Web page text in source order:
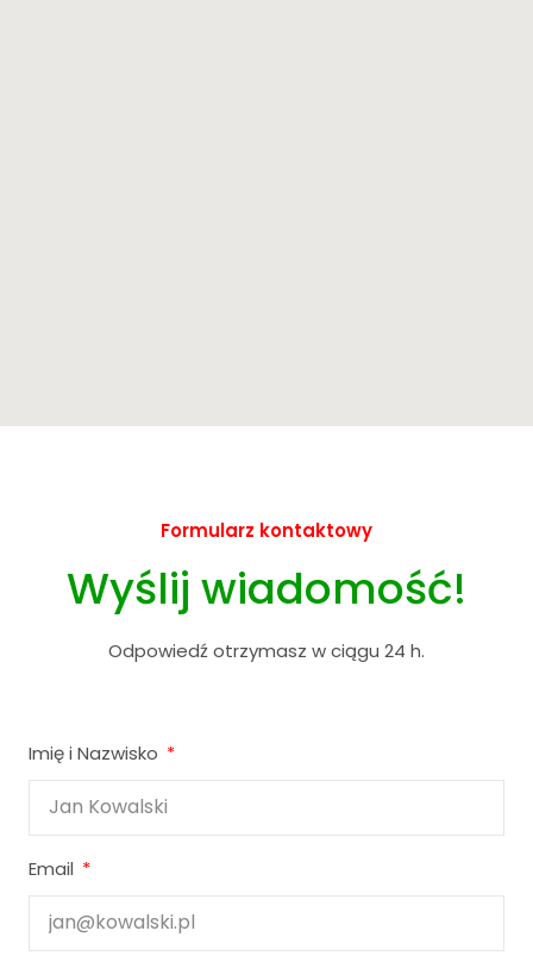
Formularz kontaktowy
Wyślij wiadomość!
Odpowiedź otrzymasz w ciągu 24 h.
Imię i Nazwisko
Email